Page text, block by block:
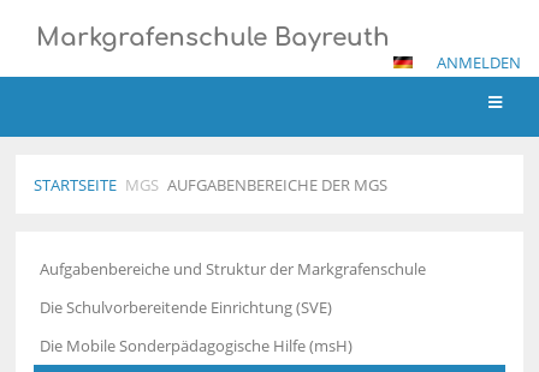
Markgrafenschule Bayreuth
ANMELDEN
STARTSEITE MGS AUFGABENBEREICHE DER MGS
der
MGS
Aufgabenbereiche und Struktur der Markgrafenschule
Die Schulvorbereitende Einrichtung (SVE)
Die Mobile Sonderpädagogische Hilfe (msH)